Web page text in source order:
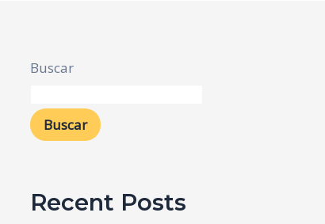
Buscar
Buscar
Recent Posts